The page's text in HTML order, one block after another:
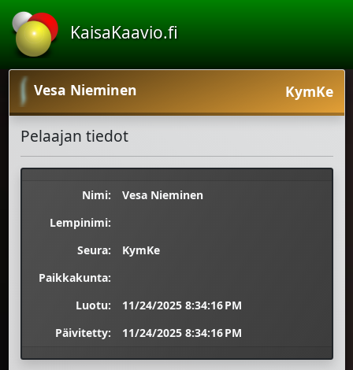
KaisaKaavio.fi
Vesa Nieminen KymKe
Pelaajan tiedot
Nimi:
Vesa Nieminen
Lempinimi:
Seura:
KymKe
Paikkakunta:
Luotu:
11/24/2025 8:34:16 PM
Päivitetty:
11/24/2025 8:34:16 PM